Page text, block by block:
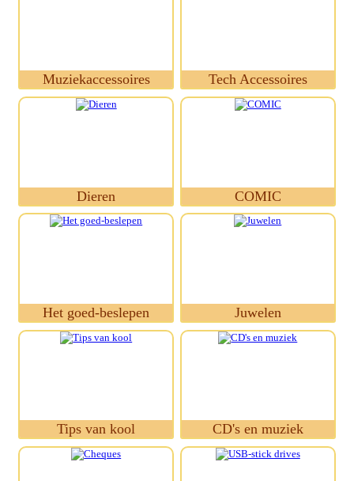
Muziekaccessoires Tech Accessoires
Dieren COMIC
Het goed-beslepen Juwelen
Tips van kool CD's en muziek